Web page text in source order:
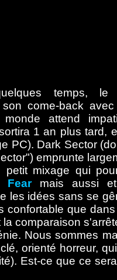
temps, le
come-back
attend
1 an plus tard,
PC). Dark Sector
emprunte
mixage qui
Fearmais aussi et
les idées sans se
confortable que
comparaison
Nous sommes
orienté horreur,
Est-ce que ce